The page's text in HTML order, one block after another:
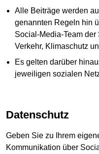
Alle Beiträge werden
genannten Regeln hin
Social-Media-Team
Verkehr, Klimaschutz
Es gelten darüber
jeweiligen sozialen
Datenschutz
Geben Sie zu Ihrem
Kommunikation über